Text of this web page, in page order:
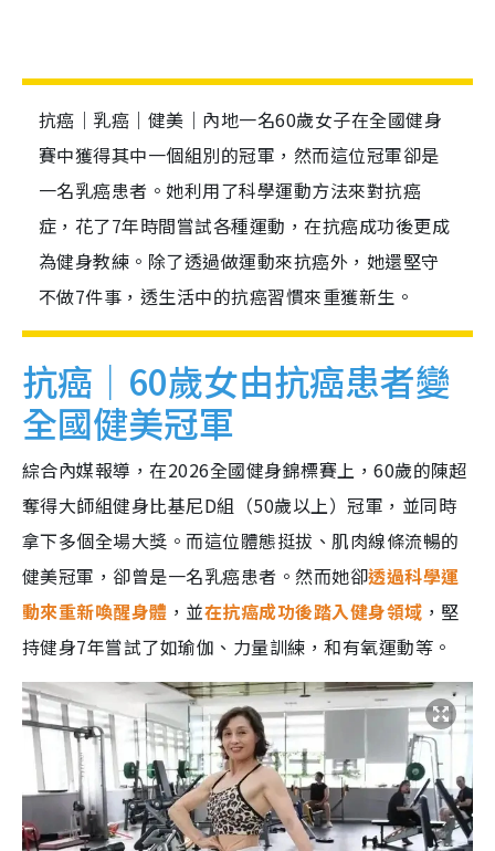
抗癌｜乳癌｜健美｜內地一名60歲女子在全國健身
賽中獲得其中一個組別的冠軍，然而這位冠軍卻是
一名乳癌患者。她利用了科學運動方法來對抗癌
症，花了7年時間嘗試各種運動，在抗癌成功後更成
為健身教練。除了透過做運動來抗癌外，她還堅守
不做7件事，透生活中的抗癌習慣來重獲新生。
抗癌｜60歲女由抗癌患者變
全國健美冠軍
綜合內媒報導，在2026全國健身錦標賽上，60歲的陳超
奪得大師組健身比基尼D組（50歲以上）冠軍，並同時
拿下多個全場大獎。而這位體態挺拔、肌肉線條流暢的
健美冠軍，卻曾是一名乳癌患者。然而她卻透過科學運
動來重新喚醒身體 ，並在抗癌成功後踏入健身領域 ，堅
持健身7年嘗試了如瑜伽、力量訓練，和有氧運動等。